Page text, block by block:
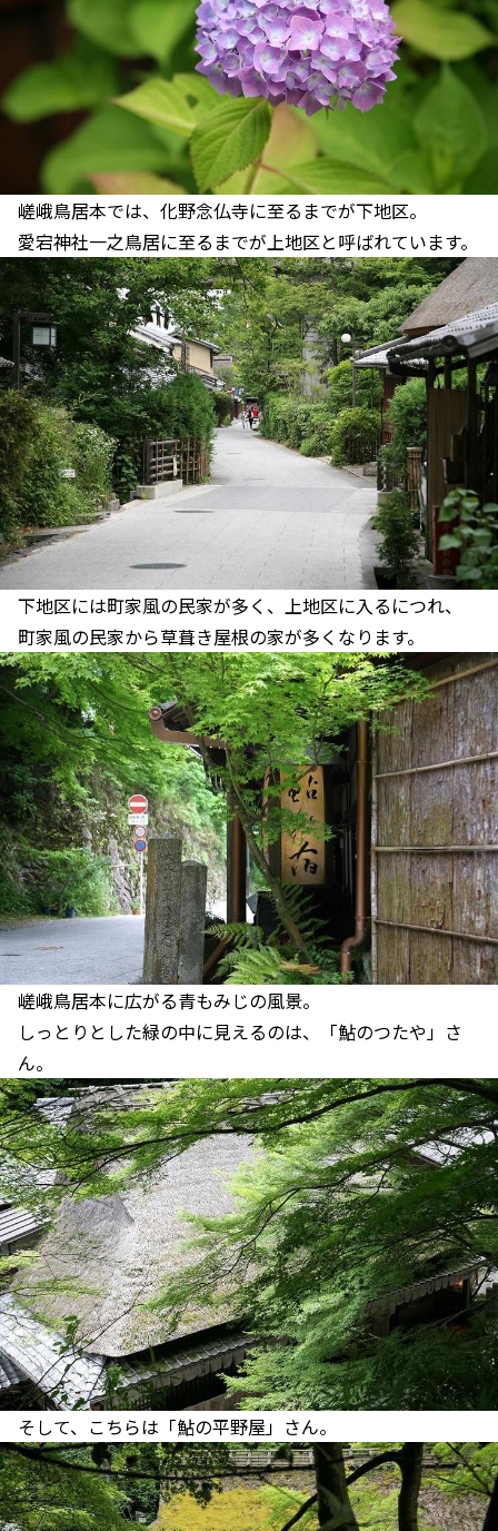
嵯峨鳥居本では、化野念仏寺に至るまでが下地区。
愛宕神社一之鳥居に至るまでが上地区と呼ばれています。
下地区には町家風の民家が多く、上地区に入るにつれ、
町家風の民家から草葺き屋根の家が多くなります。
嵯峨鳥居本に広がる青もみじの風景。
しっとりとした緑の中に見えるのは、「鮎のつたや」さ
ん。
そして、こちらは「鮎の平野屋」さん。